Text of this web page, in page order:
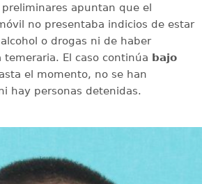
apuntan que el
no presentaba indicios de estar
o drogas ni de haber
El caso continúa bajo
el momento, no se han
hay personas detenidas.